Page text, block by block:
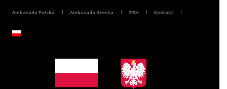
Ambasada Polska Ambasada Grecka ZBH Kontakt